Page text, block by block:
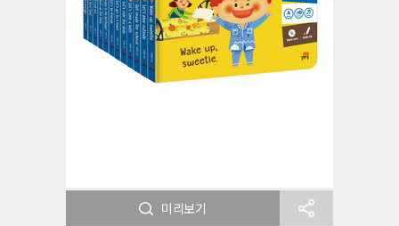
미리보기